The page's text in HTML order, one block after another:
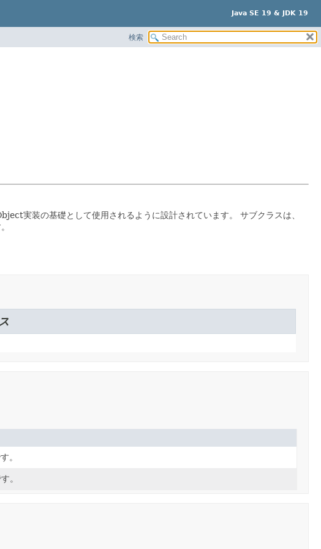
Java SE 19 & JDK 19
検索
実装の基礎として使用されるように設計されています。
サブクラスは、
。
。